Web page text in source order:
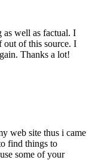
well as factual. I
out of this source. I
Thanks a lot!
web site thus i came
find things to
some of your